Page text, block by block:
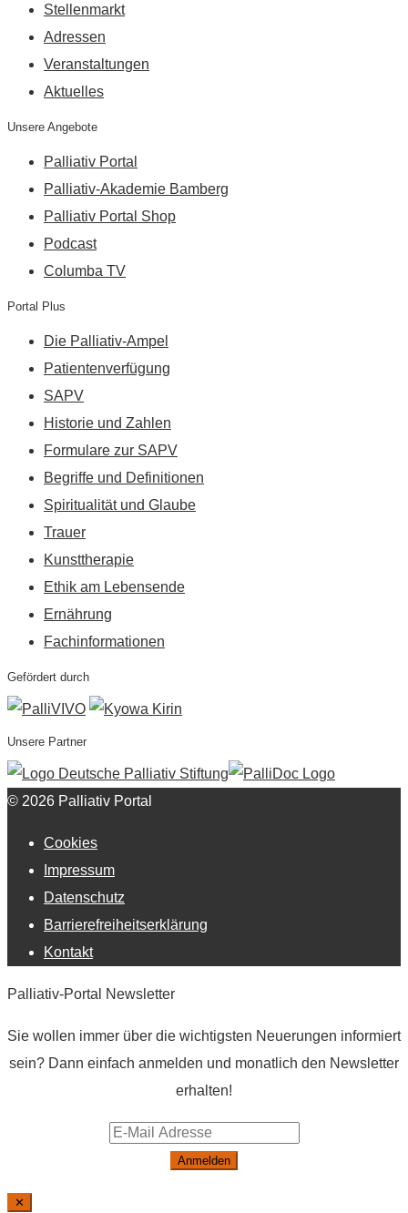
Stellenmarkt
Adressen
Veranstaltungen
Aktuelles
Unsere Angebote
Palliativ Portal
Palliativ-Akademie Bamberg
Palliativ Portal Shop
Podcast
Columba TV
Portal Plus
Die Palliativ-Ampel
Patientenverfügung
SAPV
Historie und Zahlen
Formulare zur SAPV
Begriffe und Definitionen
Spiritualität und Glaube
Trauer
Kunsttherapie
Ethik am Lebensende
Ernährung
Fachinformationen
Gefördert durch
Unsere Partner
© 2026 Palliativ Portal
Cookies
Impressum
Datenschutz
Barrierefreiheitserklärung
Kontakt
Palliativ-Portal Newsletter
Sie wollen immer über die wichtigsten Neuerungen informiert
sein? Dann einfach anmelden und monatlich den Newsletter
erhalten!
Anmelden
✕